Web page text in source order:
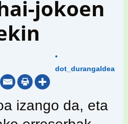
jokoen
•
dot_durangaldea
izango da, eta